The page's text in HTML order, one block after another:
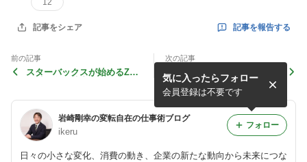
12
記事をシェア 記事を報告する
前の記事
スターバックスが始めるZ世
次の記事
静岡県の沼津には百貨店がな
いが、これからの街づくりの
モデルケースになっていくの
か(!?)
岩崎剛幸の変転自在の仕事術ブログ
ikeru
日々の小さな変化、消費の動き、企業の新たな動向から未来につな
気に入ったらフォロー
会員登録は不要です
フォロー